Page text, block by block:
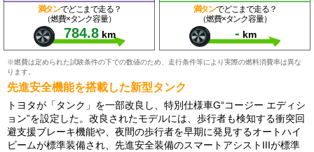
満タンでどこまで走る？
（燃費×タンク容量）
784.8 km
満タンでどこまで走る？
（燃費×タンク容量）
- km
※燃費は定められた試験条件の下での数値のため、走行条件等により実際の燃料消費率は異な
ります。
先進安全機能を搭載した新型タンク
トヨタが「タンク」を一部改良し、特別仕様車G“コージー エディシ
ョン”を設定した。改良されたモデルには、歩行者も検知する衝突回
避支援ブレーキ機能や、夜間の歩行者を早期に発見するオートハイ
ビームが標準装備され、先進安全装備のスマートアシストIIIが標準